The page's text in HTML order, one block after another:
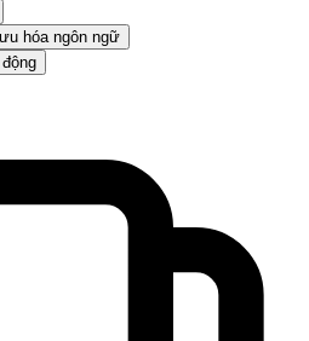
hóa ngôn ngữ